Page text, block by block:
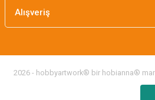
Alışveriş
2026 - hobbyartwork® bir hobianna®